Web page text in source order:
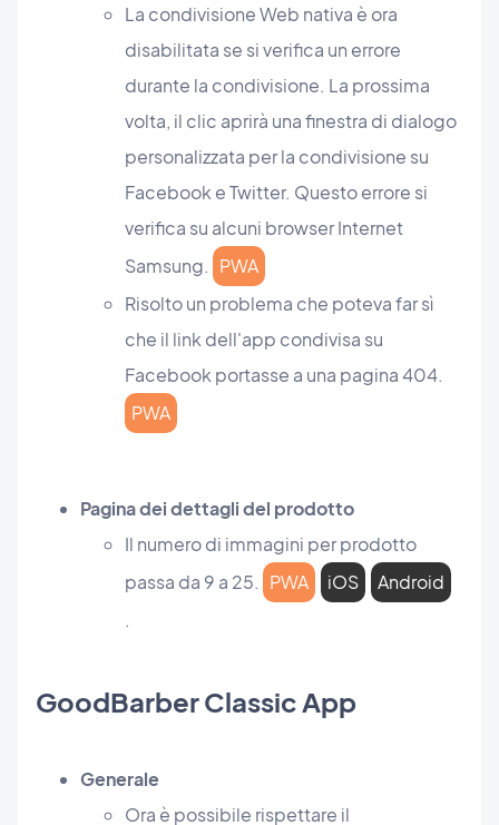
La condivisione Web nativa è ora
disabilitata se si verifica un errore
durante la condivisione. La prossima
volta, il clic aprirà una finestra di dialogo
personalizzata per la condivisione su
Facebook e Twitter. Questo errore si
verifica su alcuni browser Internet
Samsung. PWA
Risolto un problema che poteva far sì
che il link dell'app condivisa su
Facebook portasse a una pagina 404.
PWA
Pagina dei dettagli del prodotto
Il numero di immagini per prodotto
passa da 9 a 25. PWA iOS
Android
.
GoodBarber Classic App
Generale
Ora è possibile rispettare il